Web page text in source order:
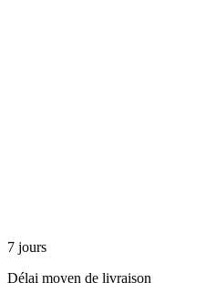
7 jours
Délai moyen de livraison